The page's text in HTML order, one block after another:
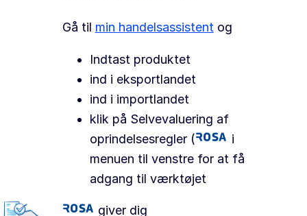
Gå til min handelsassistent og
Indtast produktet
ind i eksportlandet
ind i importlandet
klik på Selvevaluering af
oprindelsesregler (
i
menuen til venstre for at få
adgang til værktøjet
giver dig